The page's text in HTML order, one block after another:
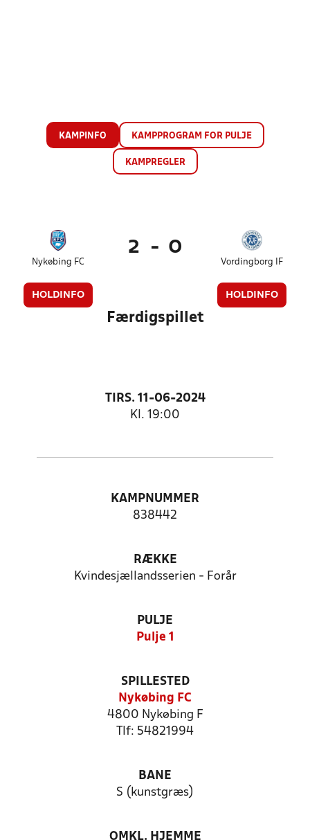
KAMPINFO KAMPPROGRAM FOR PULJE
KAMPREGLER
Nykøbing FC
HOLDINFO
2 - 0
Vordingborg IF
HOLDINFO
Færdigspillet
TIRS. 11-06-2024
Kl. 19:00
KAMPNUMMER
838442
RÆKKE
Kvindesjællandsserien - Forår
PULJE
Pulje 1
SPILLESTED
Nykøbing FC
4800 Nykøbing F
Tlf: 54821994
BANE
S (kunstgræs)
OMKL. HJEMME